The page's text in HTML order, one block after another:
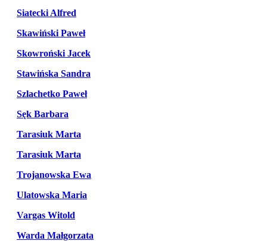
Siatecki Alfred
Skawiński Paweł
Skowroński Jacek
Stawińska Sandra
Szlachetko Paweł
Sęk Barbara
Tarasiuk Marta
Tarasiuk Marta
Trojanowska Ewa
Ulatowska Maria
Vargas Witold
Warda Małgorzata